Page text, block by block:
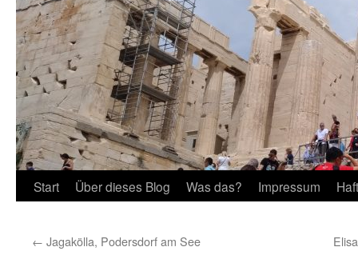
Start Über dieses Blog Was das? Impressum
← Jagakölla, Podersdorf am See